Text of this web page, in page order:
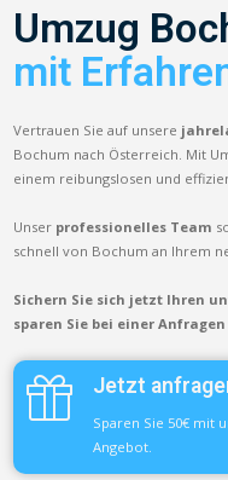
Umzug
mit
Vertrauen Sie auf unsere
Bochum nach Österreich. Mit
einem reibungslosen und
Unser professionelles Team
schnell von Bochum an Ihrem
Sichern Sie sich jetzt Ihren
sparen Sie bei einer Anfragen
Jetzt
Sparen Sie 50€ mit
Angebot.